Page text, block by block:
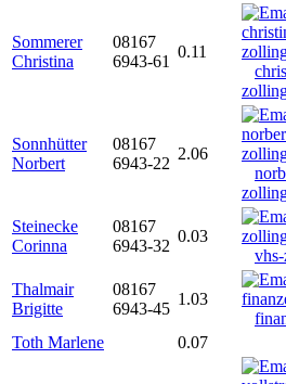
Sommerer
Christina
08167
6943-61
0.11
Sonnhütter
Norbert
08167
6943-22
2.06
Steinecke
Corinna
08167
6943-32
0.03
Thalmair
Brigitte
08167
6943-45
1.03
Toth Marlene
0.07